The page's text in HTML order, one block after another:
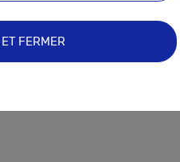
cuisinons
Braun,
bien
plus fluide et mieux
FERMER